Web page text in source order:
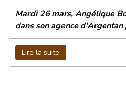
Mardi 26 mars, Angélique
dans son agence
Lire la suite